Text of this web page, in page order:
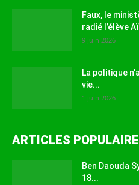
Faux, le
radié l’élève
9 juin 2026
La politique
vie...
1 juin 2026
ARTICLES
Ben Daouda
18...